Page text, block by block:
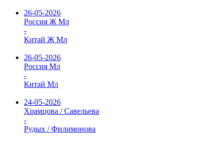
26-05-2026
Россия Ж Мл
-
Китай Ж Мл
26-05-2026
Россия Мл
-
Китай Мл
24-05-2026
Храмцова / Савельева
-
Рудых / Филимонова